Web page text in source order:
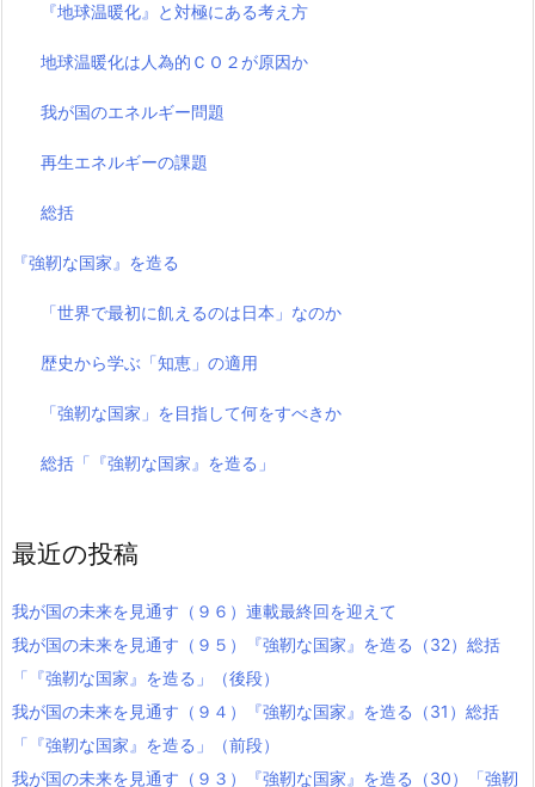
『地球温暖化』と対極にある考え方
地球温暖化は人為的ＣＯ２が原因か
我が国のエネルギー問題
再生エネルギーの課題
総括
『強靭な国家』を造る
「世界で最初に飢えるのは日本」なのか
歴史から学ぶ「知恵」の適用
「強靭な国家」を目指して何をすべきか
総括「『強靭な国家』を造る」
最近の投稿
我が国の未来を見通す（９６）連載最終回を迎えて
我が国の未来を見通す（９５）『強靭な国家』を造る（32）総括
「『強靭な国家』を造る」（後段）
我が国の未来を見通す（９４）『強靭な国家』を造る（31）総括
「『強靭な国家』を造る」（前段）
我が国の未来を見通す（９３）『強靭な国家』を造る（30）「強靭